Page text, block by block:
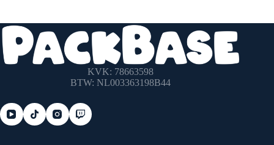
KVK: 78663598
BTW: NL003363198B44